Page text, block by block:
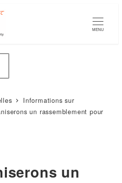
MENU
Informations sur
un rassemblement pour
un